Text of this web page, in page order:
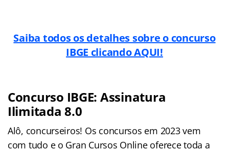
Saiba todos os detalhes sobre o concurso
IBGE clicando AQUI!
Concurso IBGE: Assinatura
Ilimitada 8.0
Alô, concurseiros! Os concursos em 2023 vem
com tudo e o Gran Cursos Online oferece toda a